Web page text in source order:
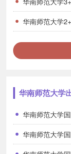
华南师范大学
华南师范大学
华南师范大学
华南师范大学